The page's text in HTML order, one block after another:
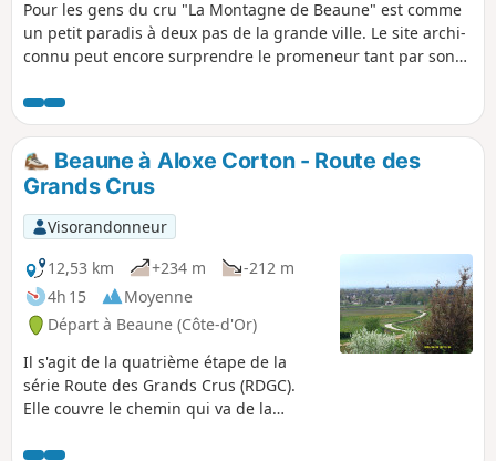
Pour les gens du cru "La Montagne de Beaune" est comme
un petit paradis à deux pas de la grande ville. Le site archi-
connu peut encore surprendre le promeneur tant par son
aménagés.
Beaune à Aloxe Corton - Route des
Grands Crus
Visorandonneur
12,53 km
+234 m
-212 m
4h 15
Moyenne
Départ à Beaune (Côte-d'Or)
Il s'agit de la quatrième étape de la
série Route des Grands Crus (RDGC).
Elle couvre le chemin qui va de la
Bouzaise, à Savigny-lès-Beaune, puis